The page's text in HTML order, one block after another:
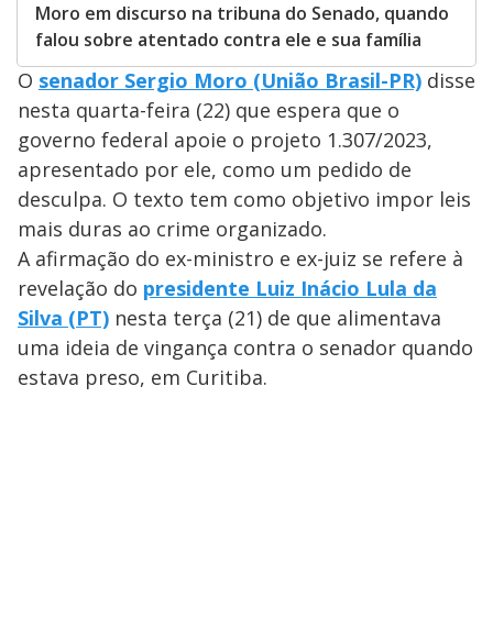
Moro em discurso na tribuna do Senado, quando
falou sobre atentado contra ele e sua família
O senador Sergio Moro (União Brasil-PR) disse
nesta quarta-feira (22) que espera que o
governo federal apoie o projeto 1.307/2023,
apresentado por ele, como um pedido de
desculpa. O texto tem como objetivo impor leis
mais duras ao crime organizado.
A afirmação do ex-ministro e ex-juiz se refere à
revelação do presidente Luiz Inácio Lula da
Silva (PT) nesta terça (21) de que alimentava
uma ideia de vingança contra o senador quando
estava preso, em Curitiba.